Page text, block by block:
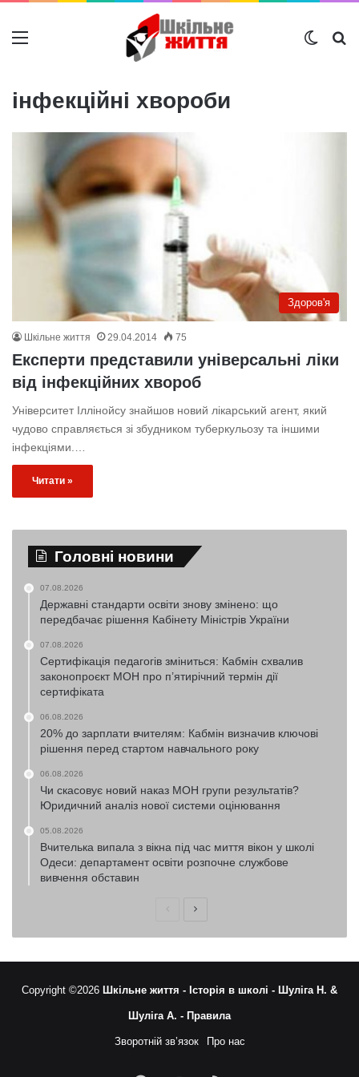
Меню
інфекційні хвороби
Здоров'я
Шкільне життя 29.04.2014 75
Експерти представили універсальні ліки
від інфекційних хвороб
Університет Іллінойсу знайшов новий лікарський агент, який
чудово справляється зі збудником туберкульозу та іншими
інфекціями.…
Читати »
Головні новини
07.08.2026
Державні стандарти освіти знову змінено: що
передбачає рішення Кабінету Міністрів України
07.08.2026
Сертифікація педагогів зміниться: Кабмін схвалив
законопроєкт МОН про п’ятирічний термін дії
сертифіката
06.08.2026
20% до зарплати вчителям: Кабмін визначив ключові
рішення перед стартом навчального року
06.08.2026
Чи скасовує новий наказ МОН групи результатів?
Юридичний аналіз нової системи оцінювання
05.08.2026
Вчителька випала з вікна під час миття вікон у школі
Одеси: департамент освіти розпочне службове
вивчення обставин
ПопередняНаступна
Copyright ©2026 Шкільне життя - Історія в школі - Шуліга Н. &
Шуліга А. - Правила
Зворотній зв’язок Про нас